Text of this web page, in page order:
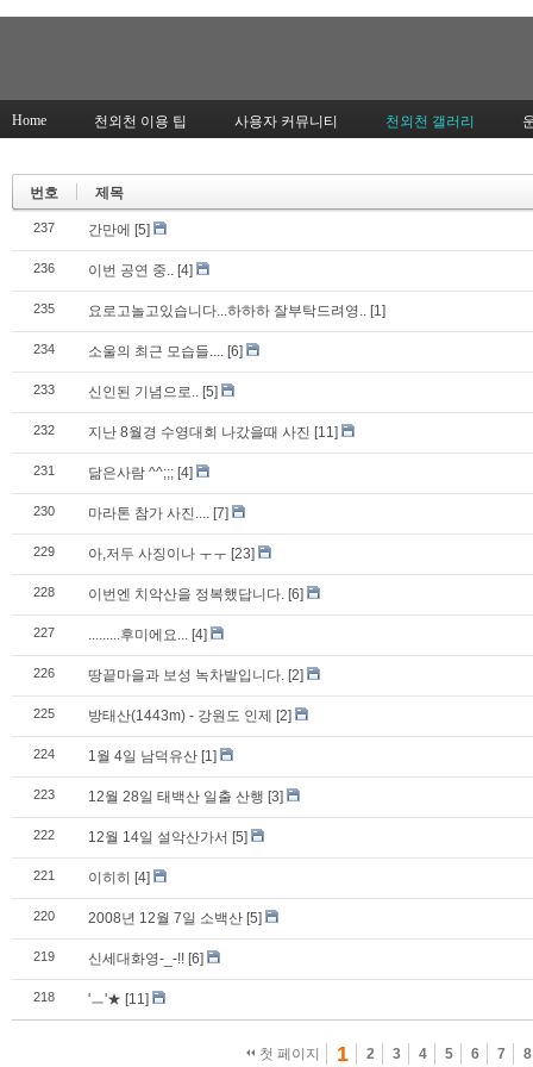
Home 천외천 이용 팁 사용자 커뮤니티 천외천 갤러리
번호 제목
237 간만에 [5]
236 이번 공연 중.. [4]
235 요로고놀고있습니다...하하하 잘부탁드려영.. [1]
234 소울의 최근 모습들.... [6]
233 신인된 기념으로.. [5]
232 지난 8월경 수영대회 나갔을때 사진 [11]
231 닮은사람 ^^;;; [4]
230 마라톤 참가 사진.... [7]
229 아,저두 사징이나 ㅜㅜ [23]
228 이번엔 치악산을 정복했답니다. [6]
227 .........후미에요... [4]
226 땅끝마을과 보성 녹차밭입니다. [2]
225 방태산(1443m) - 강원도 인제 [2]
224 1월 4일 남덕유산 [1]
223 12월 28일 태백산 일출 산행 [3]
222 12월 14일 설악산가서 [5]
221 이히히 [4]
220 2008년 12월 7일 소백산 [5]
219 신세대화영-_-!! [6]
218 'ㅡ'★ [11]
첫 페이지 1 2 3 4 5 6 7 8